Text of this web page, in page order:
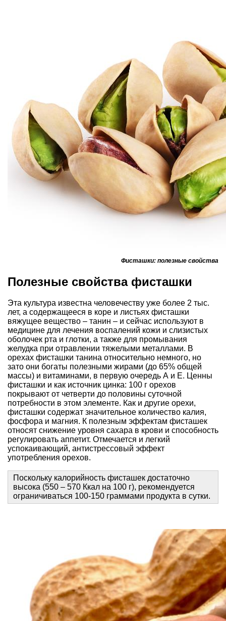
Фисташки: полезные свойства
Полезные свойства фисташки
Эта культура известна человечеству уже более 2 тыс.
лет, а содержащееся в коре и листьях фисташки
вяжущее вещество – танин – и сейчас используют в
медицине для лечения воспалений кожи и слизистых
оболочек рта и глотки, а также для промывания
желудка при отравлении тяжелыми металлами. В
орехах фисташки танина относительно немного, но
зато они богаты полезными жирами (до 65% общей
массы) и витаминами, в первую очередь А и Е. Ценны
фисташки и как источник цинка: 100 г орехов
покрывают от четверти до половины суточной
потребности в этом элементе. Как и другие орехи,
фисташки содержат значительное количество калия,
фосфора и магния. К полезным эффектам фисташек
относят снижение уровня сахара в крови и способность
регулировать аппетит. Отмечается и легкий
успокаивающий, антистрессовый эффект
употребления орехов.
Поскольку калорийность фисташек достаточно
высока (550 – 570 Ккал на 100 г), рекомендуется
ограничиваться 100-150 граммами продукта в сутки.